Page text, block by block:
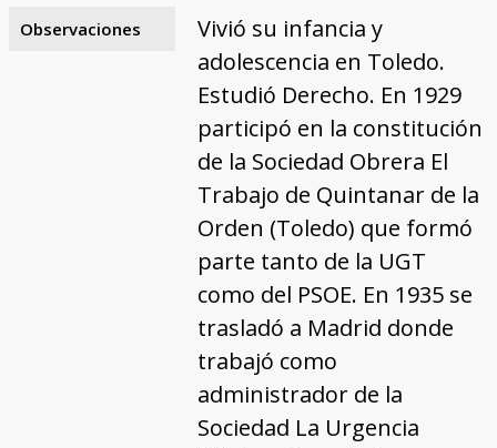
Observaciones
Vivió su infancia y
adolescencia en Toledo.
Estudió Derecho. En 1929
participó en la constitución
de la Sociedad Obrera El
Trabajo de Quintanar de la
Orden (Toledo) que formó
parte tanto de la UGT
como del PSOE. En 1935 se
trasladó a Madrid donde
trabajó como
administrador de la
Sociedad La Urgencia